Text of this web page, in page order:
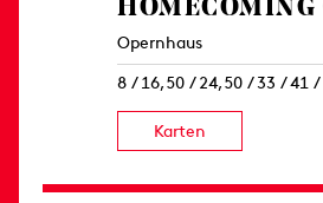
HOMECOMING
Opernhaus
8 / 16,50 / 24,50 / 33 / 41
Karten